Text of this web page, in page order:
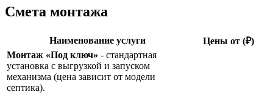
Смета монтажа
Наименование услуги
Цены от (₽)
Монтаж «Под ключ» - стандартная
установка с выгрузкой и запуском
механизма (цена зависит от модели
септика).